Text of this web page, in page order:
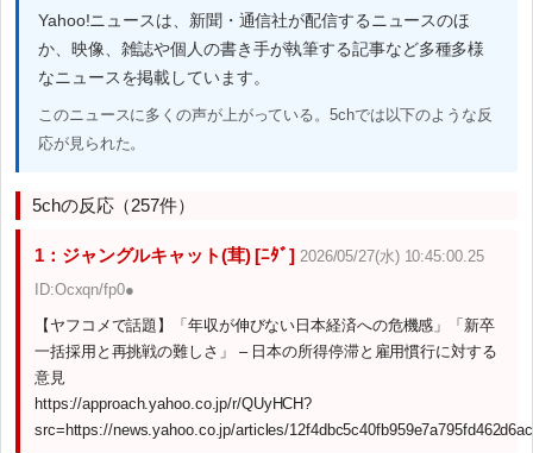
Yahoo!ニュースは、新聞・通信社が配信するニュースのほ
か、映像、雑誌や個人の書き手が執筆する記事など多種多様
なニュースを掲載しています。
このニュースに多くの声が上がっている。5chでは以下のような反
応が見られた。
5chの反応（257件）
1：ジャングルキャット(茸) [ﾆﾀﾞ] 2026/05/27(水) 10:45:00.25
ID:Ocxqn/fp0●
【ヤフコメで話題】「年収が伸びない日本経済への危機感」「新卒
一括採用と再挑戦の難しさ」 – 日本の所得停滞と雇用慣行に対する
意見
https://approach.yahoo.co.jp/r/QUyHCH?
src=https://news.yahoo.co.jp/articles/